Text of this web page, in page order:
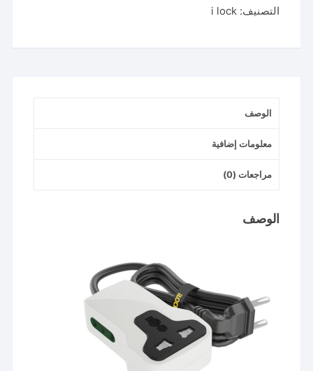
متر
Universal
التصنيف:i lock
الوصف
معلومات إضافية
مراجعات (0)
الوصف